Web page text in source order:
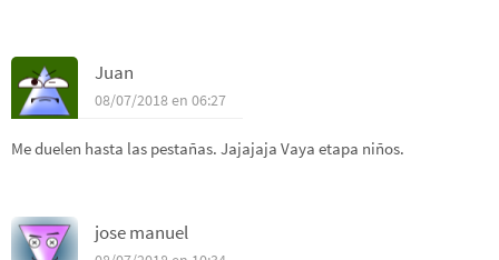
Juan
08/07/2018 en 06:27
Me duelen hasta las pestañas. Jajajaja Vaya etapa niños.
jose manuel